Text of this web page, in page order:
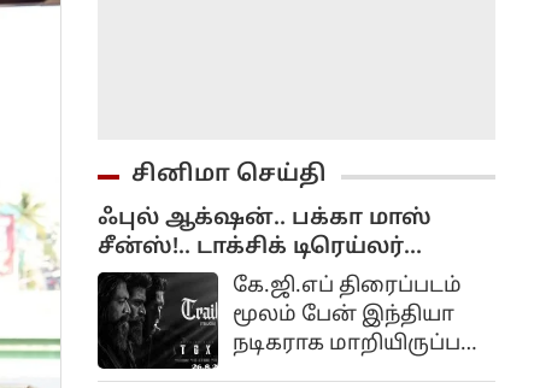
சினிமா செய்தி
ஃபுல் ஆக்‌ஷன்.. பக்கா மாஸ்
சீன்ஸ்!.. டாக்சிக் டிரெய்லர்
வீடியோ ரிலீஸ்...கே.ஜி.எப் திரைப்படம்
மூலம் பேன் இந்தியா
நடிகராக மாறியிருப்பவர்